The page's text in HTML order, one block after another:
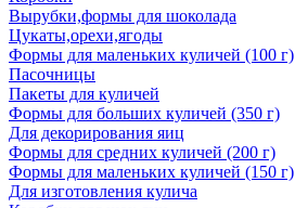
Вырубки,формы для шоколада
Цукаты,орехи,ягоды
Формы для маленьких куличей (100 г)
Пасочницы
Пакеты для куличей
Формы для больших куличей (350 г)
Для декорирования яиц
Формы для средних куличей (200 г)
Формы для маленьких куличей (150 г)
Для изготовления кулича